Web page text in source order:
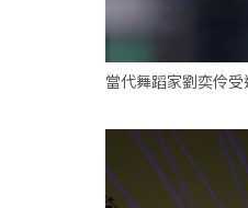
當代舞蹈家劉奕伶